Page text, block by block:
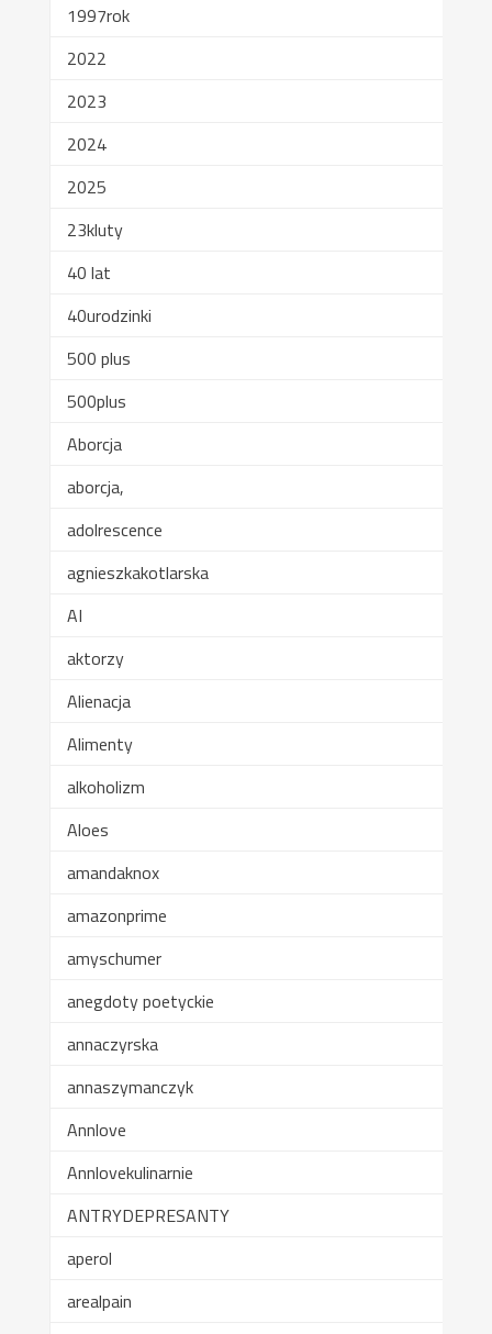
1997rok
2022
2023
2024
2025
23kluty
40 lat
40urodzinki
500 plus
500plus
Aborcja
aborcja,
adolrescence
agnieszkakotlarska
AI
aktorzy
Alienacja
Alimenty
alkoholizm
Aloes
amandaknox
amazonprime
amyschumer
anegdoty poetyckie
annaczyrska
annaszymanczyk
Annlove
Annlovekulinarnie
ANTRYDEPRESANTY
aperol
arealpain